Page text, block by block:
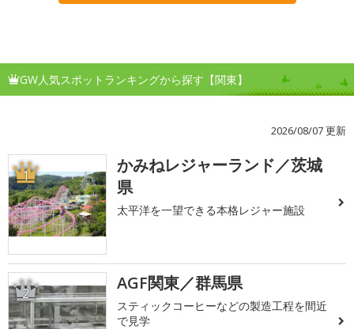
GW人気スポットランキングから探す【関東】
2026/08/07 更新
1
かみねレジャーランド／茨城
県
太平洋を一望できる本格レジャー施設
2 AGF関東／群馬県
スティックコーヒーなどの製造工程を間近
で見学